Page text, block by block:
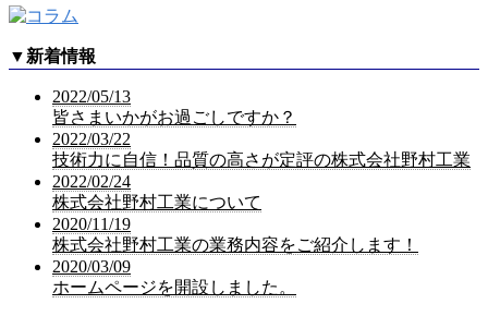
▼ 新着情報
2022/05/13
皆さまいかがお過ごしですか？
2022/03/22
技術力に自信！品質の高さが定評の株式会社野村工業
2022/02/24
株式会社野村工業について
2020/11/19
株式会社野村工業の業務内容をご紹介します！
2020/03/09
ホームページを開設しました。